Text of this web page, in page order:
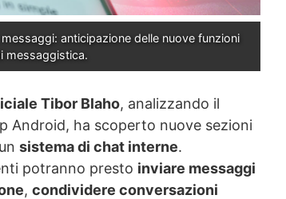
anticipazione delle nuove funzioni
messaggistica.
Tibor Blaho, analizzando il
Android, ha scoperto nuove sezioni
sistema di chat interne.
potranno presto inviare messaggi
, condividere conversazioni